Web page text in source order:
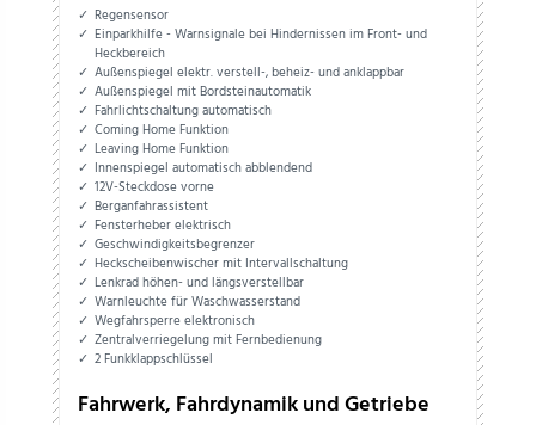
Regensensor
Einparkhilfe - Warnsignale bei Hindernissen im Front- und
Heckbereich
Außenspiegel elektr. verstell-, beheiz- und anklappbar
Außenspiegel mit Bordsteinautomatik
Fahrlichtschaltung automatisch
Coming Home Funktion
Leaving Home Funktion
Innenspiegel automatisch abblendend
12V-Steckdose vorne
Berganfahrassistent
Fensterheber elektrisch
Geschwindigkeitsbegrenzer
Heckscheibenwischer mit Intervallschaltung
Lenkrad höhen- und längsverstellbar
Warnleuchte für Waschwasserstand
Wegfahrsperre elektronisch
Zentralverriegelung mit Fernbedienung
2 Funkklappschlüssel
Fahrwerk, Fahrdynamik und Getriebe